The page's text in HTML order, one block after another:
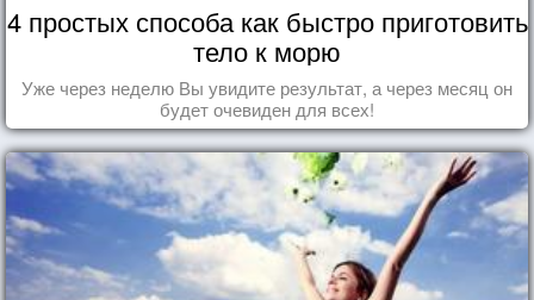
4 простых способа как быстро приготовить
тело к морю
Уже через неделю Вы увидите результат, а через месяц он
будет очевиден для всех!